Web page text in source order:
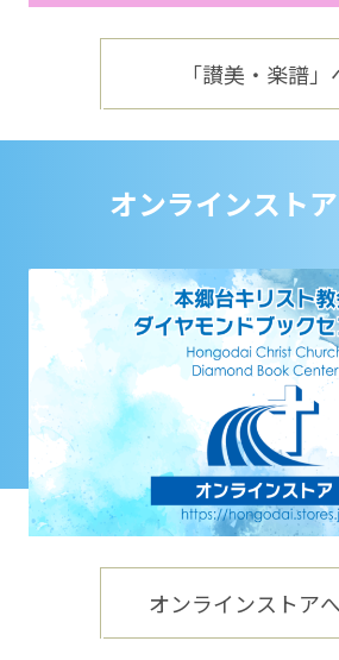
「讃美・楽譜」
オンラインストア
オンラインストア